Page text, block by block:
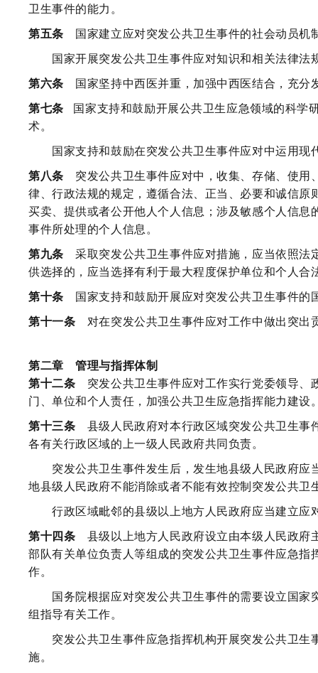
卫生事件的能力。
第五条 国家建立应对突发公共卫生事件的社会动员机
国家开展突发公共卫生事件应对知识和相关法律法
第六条 国家坚持中西医并重，加强中西医结合，充分
第七条 国家支持和鼓励开展公共卫生应急领域的科学
术。
国家支持和鼓励在突发公共卫生事件应对中运用现
第八条 突发公共卫生事件应对中，收集、存储、使用
律、行政法规的规定，遵循合法、正当、必要和诚信
买卖、提供或者公开他人个人信息；涉及敏感个人信
事件所处理的个人信息。
第九条 采取突发公共卫生事件应对措施，应当依照法
供选择的，应当选择有利于最大程度保护单位和个人
第十条 国家支持和鼓励开展应对突发公共卫生事件的
第十一条 对在突发公共卫生事件应对工作中做出突出
第二章 管理与指挥体制
第十二条 突发公共卫生事件应对工作实行党委领导、
门、单位和个人责任，加强公共卫生应急指挥能力建设
第十三条 县级人民政府对本行政区域突发公共卫生事
各有关行政区域的上一级人民政府共同负责。
突发公共卫生事件发生后，发生地县级人民政府应
地县级人民政府不能消除或者不能有效控制突发公共
行政区域毗邻的县级以上地方人民政府应当建立应
第十四条 县级以上地方人民政府设立由本级人民政府
部队有关单位负责人等组成的突发公共卫生事件应急
作。
国务院根据应对突发公共卫生事件的需要设立国家
组指导有关工作。
突发公共卫生事件应急指挥机构开展突发公共卫生
施。